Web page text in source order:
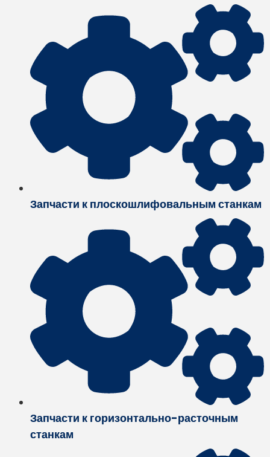
Запчасти к плоскошлифовальным станкам
Запчасти к горизонтально-расточным
станкам